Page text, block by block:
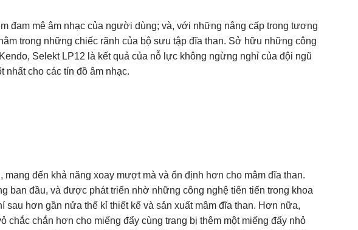
đam mê âm nhạc của người dùng; và, với những nâng cấp trong tương
trong những chiếc rãnh của bộ sưu tập đĩa than. Sở hữu những công
Selekt LP12 là kết quả của nỗ lực không ngừng nghỉ của đội ngũ
nhất cho các tín đồ âm nhạc.
mang đến khả năng xoay mượt mà và ổn định hơn cho mâm đĩa than.
ban đầu, và được phát triển nhờ những công nghệ tiên tiến trong khoa
sau hơn gần nửa thế kỉ thiết kế và sản xuất mâm đĩa than. Hơn nữa,
chắc chắn hơn cho miếng đẩy cùng trang bị thêm một miếng đẩy nhỏ